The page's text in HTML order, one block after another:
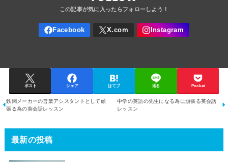
ポスト シェア はてブ 送る Pocket
鉄鋼メーカーの営業アシスタントとして頑
張る為の英会話レッスン
中学の英語の先生になる為に頑張る英会話
レッスン
最新の投稿